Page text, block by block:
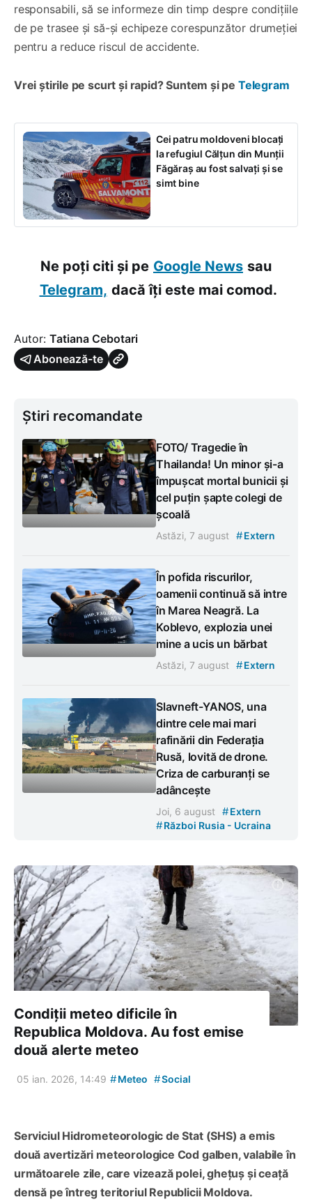
responsabili, să se informeze din timp despre condițiile
de pe trasee și să-și echipeze corespunzător drumeției
pentru a reduce riscul de accidente.
Vrei știrile pe scurt și rapid? Suntem și pe Telegram
Cei patru moldoveni blocaţi
la refugiul Călţun din Munţii
Făgăraş au fost salvați și se
simt bine
Ne poți citi și pe Google News sau
Telegram, dacă îți este mai comod.
Autor: Tatiana Cebotari
Abonează-te
Știri recomandate
FOTO/ Tragedie în
Thailanda! Un minor și-a
împușcat mortal bunicii și
cel puțin șapte colegi de
școală
Astăzi, 7 august #Extern
În pofida riscurilor,
oamenii continuă să intre
în Marea Neagră. La
Koblevo, explozia unei
mine a ucis un bărbat
Astăzi, 7 august #Extern
Slavneft-YANOS, una
dintre cele mai mari
rafinării din Federația
Rusă, lovită de drone.
Criza de carburanți se
adâncește
Joi, 6 august #Extern
#Război Rusia - Ucraina
Condiții meteo dificile în
Republica Moldova. Au fost emise
două alerte meteo
05 ian. 2026, 14:49 #Meteo #Social
Serviciul Hidrometeorologic de Stat (SHS) a emis
două avertizări meteorologice Cod galben, valabile în
următoarele zile, care vizează polei, ghețuș și ceață
densă pe întreg teritoriul Republicii Moldova.